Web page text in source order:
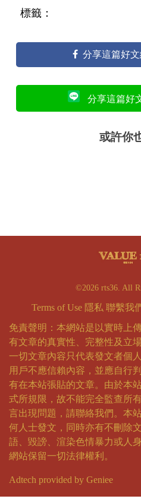
標籤：
分享這篇好文
分享這篇好
或許你
©2026 rts36. All
Terms of Use 隱私 聯繫我
免責聲明：本網站是以實時上
有文章的真實性、完整性及立
一切文章內容只代表發文者個
用戶不應信賴內容，並應自行
有在本站張貼的文章。由於本
式所規限，故不能完全監查所
言出現問題，請聯絡我們。本
何人士發文，同時亦有不刪除
語、毀謗、渲染色情暴力或人
網站保留一切法律權利。
Adtech provided by Geniee